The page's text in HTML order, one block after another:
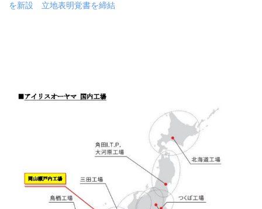
を新設 立地表明覚書を締結